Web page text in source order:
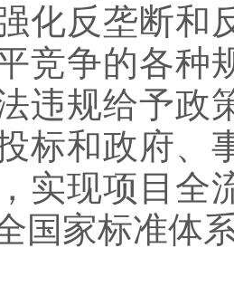
化反垄断和
竞争的各种
违规给予政
标和政府、
实现项目全
国家标准体